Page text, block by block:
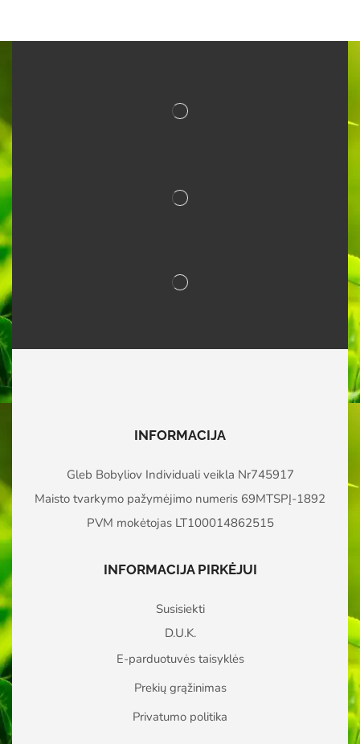
INFORMACIJA
Gleb Bobyliov Individuali veikla Nr745917
Maisto tvarkymo pažymėjimo numeris 69MTSPĮ-1892
PVM mokėtojas LT100014862515
INFORMACIJA PIRKĖJUI
Susisiekti
D.U.K.
E-parduotuvės taisyklės
Prekių grąžinimas
Privatumo politika